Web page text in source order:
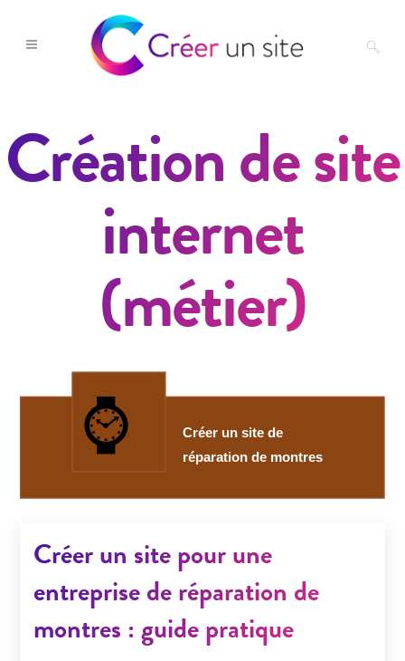
Création de site
internet
(métier)
Créer un site pour une
entreprise de réparation de
montres : guide pratique